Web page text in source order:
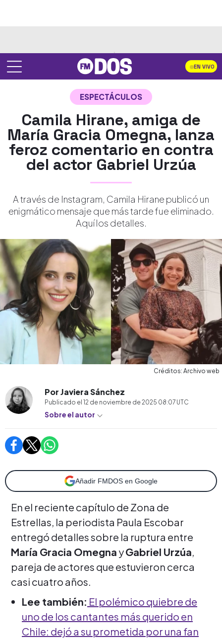
EN VIVO
ESPECTÁCULOS
Camila Hirane, amiga de
María Gracia Omegna, lanza
feroz comentario en contra
del actor Gabriel Urzúa
A través de Instagram, Camila Hirane publicó un
enigmático mensaje que más tarde fue eliminado.
Aquí los detalles.
Créditos: Archivo web
Por Javiera Sánchez
Publicado el 12 de noviembre de 2025 08:07 UTC
Sobre el autor
Añadir FMDOS en Google
En el reciente capítulo de Zona de
Estrellas, la periodista Paula Escobar
entregó detalles sobre la ruptura entre
María Gracia Omegna yGabriel Urzúa,
pareja de actores que estuvieron cerca
casi cuatro años.
Lee también: El polémico quiebre de
uno de los cantantes más querido en
Chile: dejó a su prometida por una fan